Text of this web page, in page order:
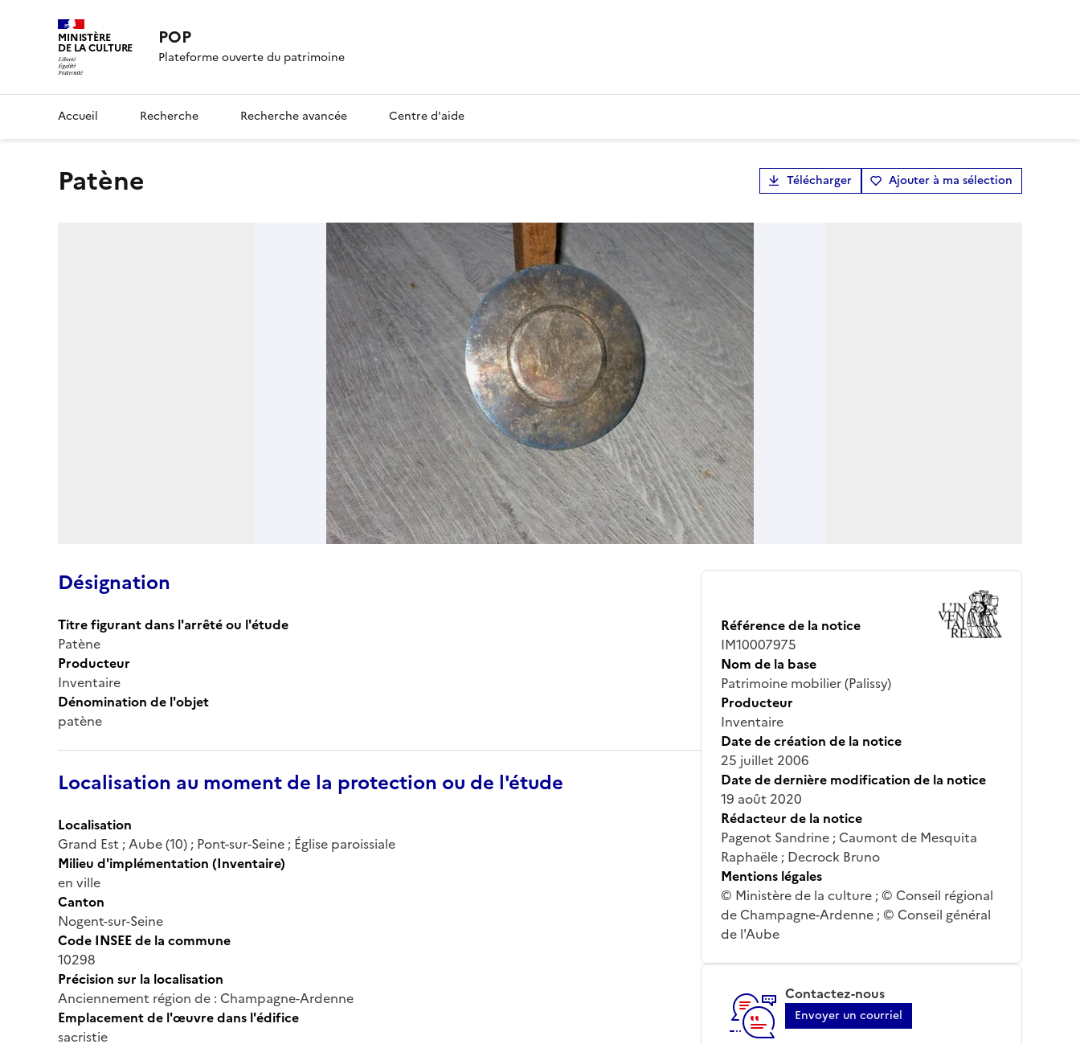
MINISTÈRE
DE LA CULTURE POP
Plateforme ouverte du patrimoine
Accueil Recherche Recherche avancée Centre d'aide
Patène Télécharger Ajouter à ma sélection
Désignation
Titre figurant dans l'arrêté ou l'étude
Patène
Producteur
Inventaire
Dénomination de l'objet
patène
Localisation au moment de la protection ou de l'étude
Localisation
Grand Est ; Aube (10) ; Pont-sur-Seine ; Église paroissiale
Milieu d'implémentation (Inventaire)
en ville
Canton
Nogent-sur-Seine
Code INSEE de la commune
10298
Précision sur la localisation
Anciennement région de : Champagne-Ardenne
Emplacement de l'œuvre dans l'édifice
sacristie
Référence de la notice
IM10007975
Nom de la base
Patrimoine mobilier (Palissy)
Producteur
Inventaire
Date de création de la notice
25 juillet 2006
Date de dernière modification de la notice
19 août 2020
Rédacteur de la notice
Pagenot Sandrine ; Caumont de Mesquita
Raphaële ; Decrock Bruno
Mentions légales
© Ministère de la culture ; © Conseil régional
de Champagne-Ardenne ; © Conseil général
de l'Aube
Contactez-nous
Envoyer un courriel